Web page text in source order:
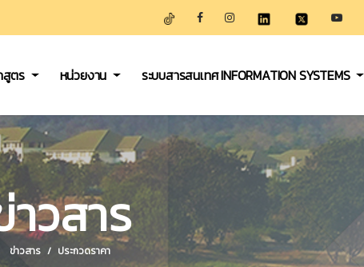
ตร หน่วยงาน ระบบสารสนเทศ INFORMATION SYSTEMS
วสาร
ข่าวสาร ประกวดราคา